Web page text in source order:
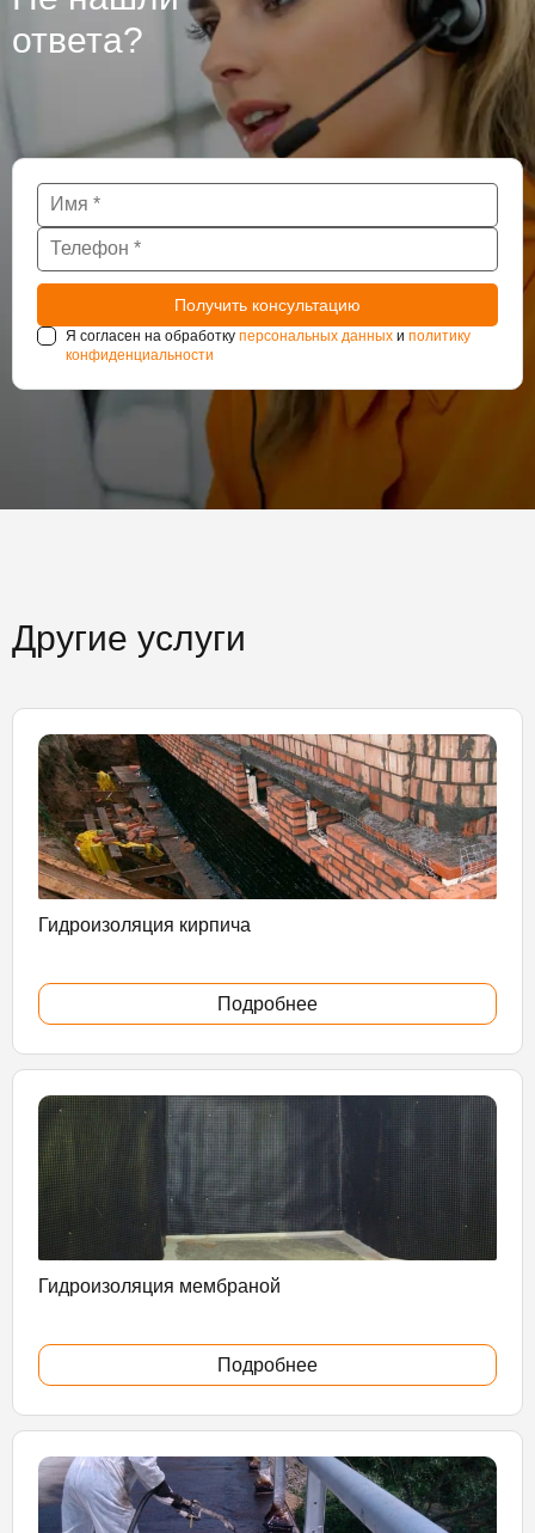
нуждаются в постоянном наблюдении за
состоянием гидроизоляции.
ответа?
Я согласен на обработку персональных данных и политику
конфиденциальности
Другие услуги
Гидроизоляция кирпича
Подробнее
Гидроизоляция мембраной
Подробнее